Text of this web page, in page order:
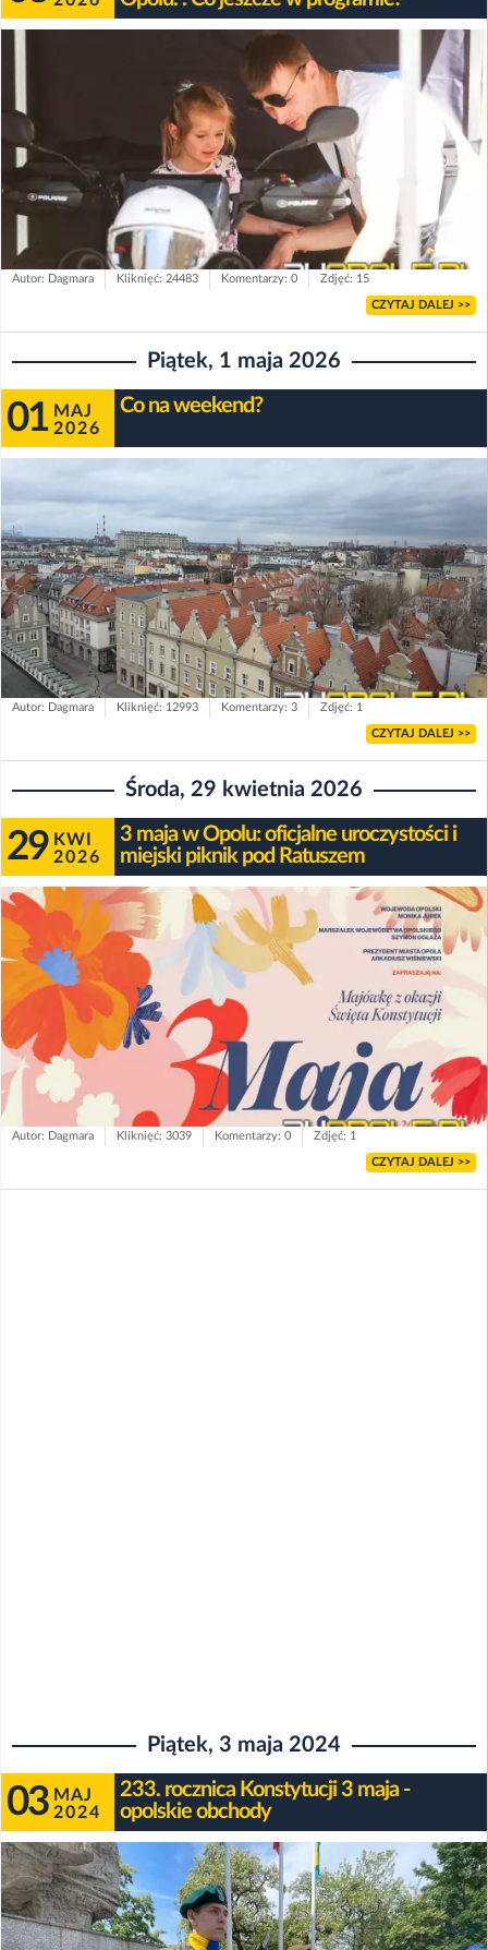
Autor: Dagmara Kliknięć: 24483 Komentarzy: 0 Zdjęć: 15
CZYTAJ DALEJ >>
Piątek, 1 maja 2026
01 MAJ
2026
Co na weekend?
Autor: Dagmara Kliknięć: 12993 Komentarzy: 3 Zdjęć: 1
CZYTAJ DALEJ >>
Środa, 29 kwietnia 2026
29 KWI
2026
3 maja w Opolu: oficjalne uroczystości i
miejski piknik pod Ratuszem
Autor: Dagmara Kliknięć: 3039 Komentarzy: 0 Zdjęć: 1
CZYTAJ DALEJ >>
Piątek, 3 maja 2024
03 MAJ
2024
233. rocznica Konstytucji 3 maja -
opolskie obchody